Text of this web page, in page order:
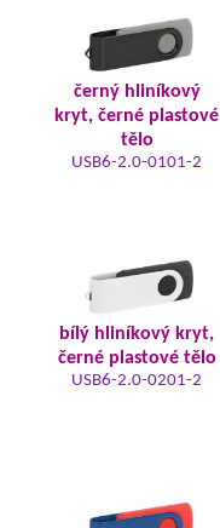
černý hliníkový
kryt, černé plastové
tělo
USB6-2.0-0101-2
bílý hliníkový kryt,
černé plastové tělo
USB6-2.0-0201-2